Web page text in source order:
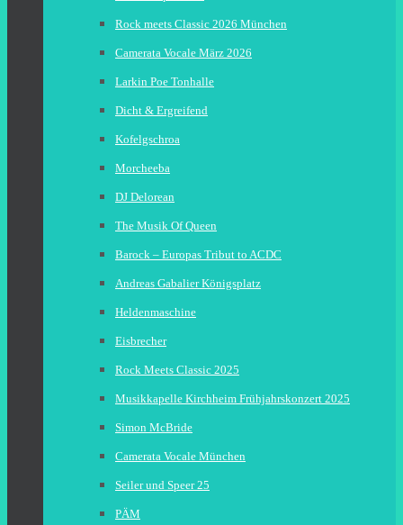
Rock meets Classic 2026 München
Camerata Vocale März 2026
Larkin Poe Tonhalle
Dicht & Ergreifend
Kofelgschroa
Morcheeba
DJ Delorean
The Musik Of Queen
Barock – Europas Tribut to ACDC
Andreas Gabalier Königsplatz
Heldenmaschine
Eisbrecher
Rock Meets Classic 2025
Musikkapelle Kirchheim Frühjahrskonzert 2025
Simon McBride
Camerata Vocale München
Seiler und Speer 25
PÄM